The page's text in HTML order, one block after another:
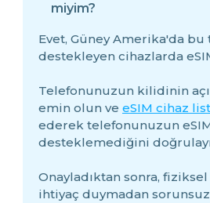
miyim?
Evet, Güney Amerika'da
destekleyen cihazlarda
Telefonunuzun kilidinin
emin olun ve eSIM cihaz
ederek telefonunuzun
desteklemediğini
Onayladıktan sonra,
ihtiyaç duymadan